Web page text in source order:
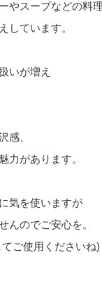
やスープなどの料
しています。
いが増え
感、
力があります。
気を使いますが
んのでご安心を。
ご使用くださいね)